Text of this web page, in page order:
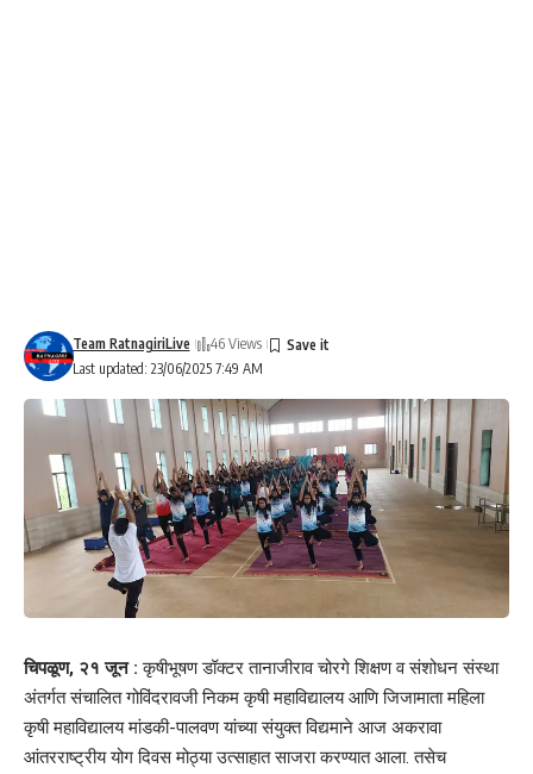
Last updated: 23/06/2025 7:49 AM
Team RatnagiriLive 46 Views
चिपळूण, २१ जून :कृषीभूषण डॉक्टर तानाजीराव चोरगे शिक्षण व संशोधन संस्था
अंतर्गत संचालित गोविंदरावजी निकम कृषी महाविद्यालय आणि जिजामाता महिला
कृषी महाविद्यालय मांडकी-पालवण यांच्या संयुक्त विद्यमाने आज अकरावा
आंतरराष्ट्रीय योग दिवस मोठ्या उत्साहात साजरा करण्यात आला. तसेच